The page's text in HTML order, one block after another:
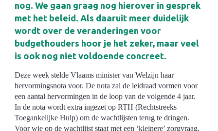
nog. We gaan graag nog hierover in gesprek
met het beleid. Als daaruit meer duidelijk
wordt over de veranderingen voor
budgethouders hoor je het zeker, maar veel
is ook nog niet voldoende concreet.
Deze week stelde Vlaams minister van Welzijn haar
hervormingsnota voor. De nota zal de leidraad vormen voor
een aantal hervormingen in de loop van de volgende 4 jaar.
In de nota wordt extra ingezet op RTH (Rechtstreeks
Toegankelijke Hulp) om de wachtlijsten terug te dringen.
Voor wie op de wachtlijst staat met een ‘kleinere’ zorgvraag,